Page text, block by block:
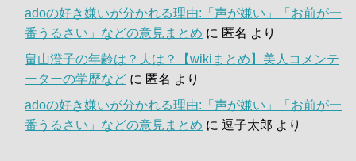
adoの好き嫌いが分かれる理由:「声が嫌い」「お前が一
番うるさい」などの意見まとめ に 匿名 より
畠山澄子の年齢は？夫は？【wikiまとめ】美人コメンテ
ーターの学歴など に 匿名 より
adoの好き嫌いが分かれる理由:「声が嫌い」「お前が一
番うるさい」などの意見まとめ に 逗子太郎 より